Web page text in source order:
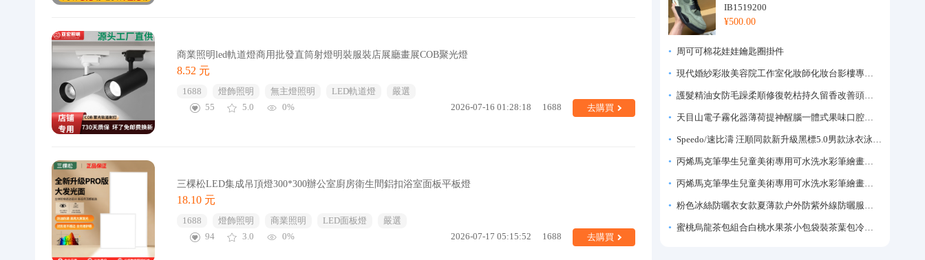
商業照明led軌道燈商用批發直筒射燈明裝服裝店展廳畫展COB聚光燈
8.52 元
1688 燈飾照明 無主燈照明 LED軌道燈
嚴選
55
5.0 0% 2026-07-16 01:28:18 1688 去購買
三棵松LED集成吊頂燈300*300辦公室廚房衛生間鋁扣浴室面板平板燈
18.10 元
1688 燈飾照明 商業照明 LED面板燈
嚴選
94
3.0 0% 2026-07-17 05:15:52 1688 去購買
IB1519200
¥500.00
周可可棉花娃娃鑰匙圈掛件
現代婚紗彩妝美容院工作室化妝師化妝台影樓專業化妝師專用梳妝台
護髮精油女防毛躁柔順修復乾枯持久留香改善頭髮毛躁柔順劑神器
天目山電子霧化器薄荷提神醒腦一體式果味口腔噴霧吸入式戒煙神器
Speedo/速比濤 汪順同款新升級黑標5.0男款泳衣泳褲溫泉游泳套裝
丙烯馬克筆學生兒童美術專用可水洗水彩筆繪畫彩色塗鴉畫筆不透色可疊色防水手繪diy丙烯顏料筆水性填色筆
丙烯馬克筆學生兒童美術專用可水洗水彩筆繪畫彩色塗鴉畫筆不透色可疊色防水手繪diy丙烯顏料筆水性填色筆
粉色冰絲防曬衣女款夏薄款户外防紫外線防曬服修身緊身短外套上衣
蜜桃烏龍茶包組合白桃水果茶小包袋裝茶葉包冷泡茶泡水喝的東西